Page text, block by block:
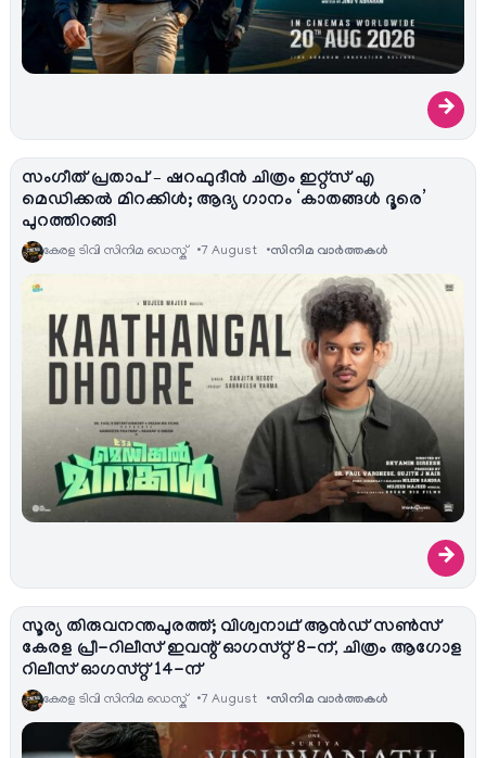
→
സംഗീത് പ്രതാപ് – ഷറഫുദീൻ ചിത്രം ഇറ്റ്സ് എ
മെഡിക്കൽ മിറക്കിൾ; ആദ്യ ഗാനം ‘കാതങ്ങൾ ദൂരെ’
പുറത്തിറങ്ങി
കേരള ടിവി സിനിമ ഡെസ്ക് 7 August സിനിമ വാര്‍ത്തകള്‍
→
സൂര്യ തിരുവനന്തപുരത്ത്; വിശ്വനാഥ് ആൻഡ് സൺസ്
കേരള പ്രീ-റിലീസ് ഇവന്റ് ഓഗസ്റ്റ് 8-ന്, ചിത്രം ആഗോള
റിലീസ് ഓഗസ്റ്റ് 14-ന്
കേരള ടിവി സിനിമ ഡെസ്ക് 7 August സിനിമ വാര്‍ത്തകള്‍